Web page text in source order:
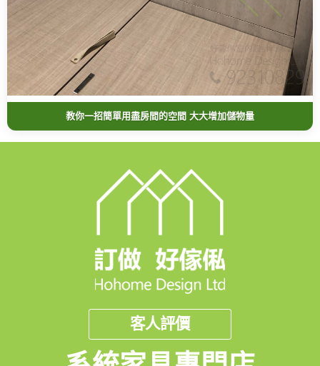
教你一招簡單用盡房間的空間 大大增加儲物量
客人評價